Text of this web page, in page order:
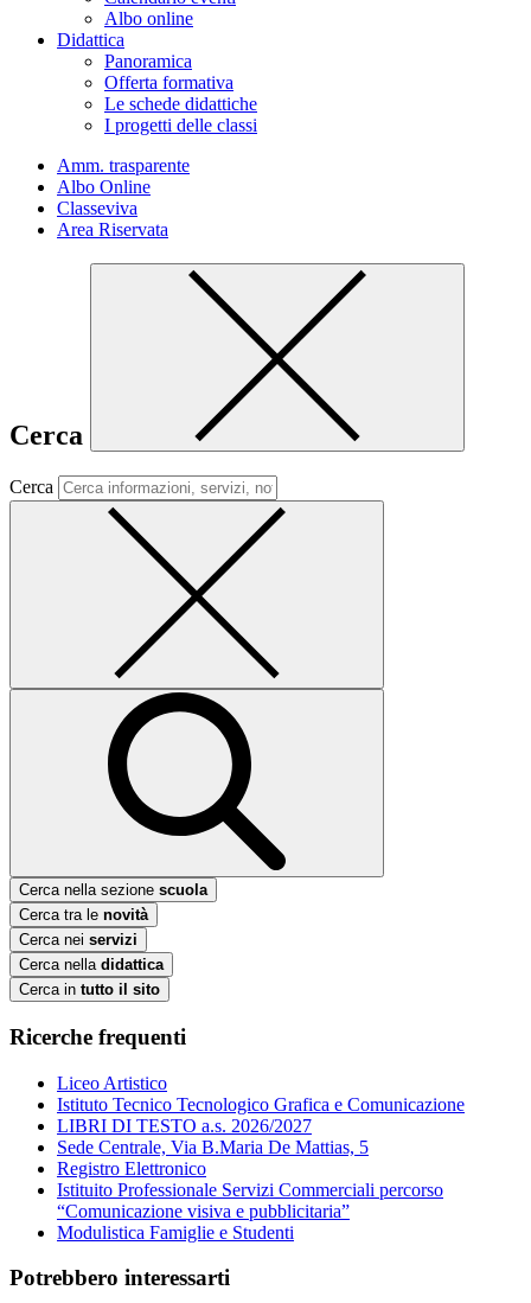
Albo online
Didattica
Panoramica
Offerta formativa
Le schede didattiche
I progetti delle classi
Amm. trasparente
Albo Online
Classeviva
Area Riservata
Cerca
Cerca
Cerca nella sezione scuola
Cerca tra le novità
Cerca nei servizi
Cerca nella didattica
Cerca in tutto il sito
Ricerche frequenti
Liceo Artistico
Istituto Tecnico Tecnologico Grafica e Comunicazione
LIBRI DI TESTO a.s. 2026/2027
Sede Centrale, Via B.Maria De Mattias, 5
Registro Elettronico
Istituito Professionale Servizi Commerciali percorso
“Comunicazione visiva e pubblicitaria”
Modulistica Famiglie e Studenti
Potrebbero interessarti